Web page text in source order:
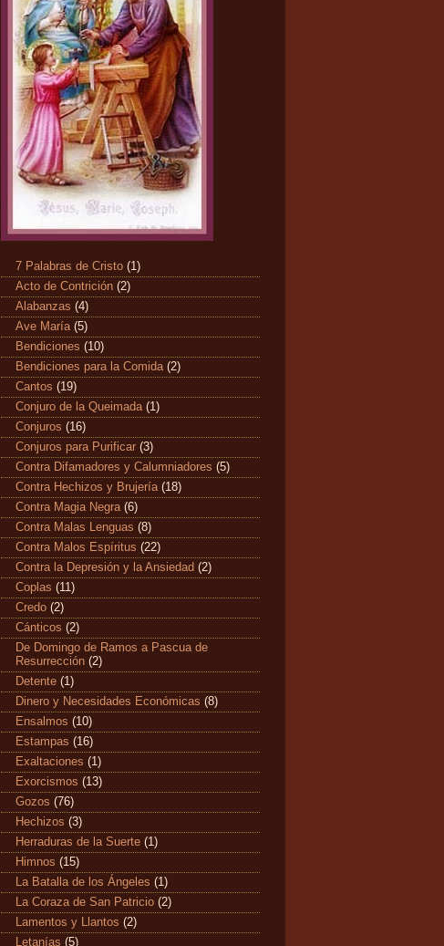
7 Palabras de Cristo (1)
Acto de Contrición (2)
Alabanzas (4)
Ave María (5)
Bendiciones (10)
Bendiciones para la Comida (2)
Cantos (19)
Conjuro de la Queimada (1)
Conjuros (16)
Conjuros para Purificar (3)
Contra Difamadores y Calumniadores (5)
Contra Hechizos y Brujería (18)
Contra Magia Negra (6)
Contra Malas Lenguas (8)
Contra Malos Espíritus (22)
Contra la Depresión y la Ansiedad (2)
Coplas (11)
Credo (2)
Cánticos (2)
De Domingo de Ramos a Pascua de
Resurrección (2)
Detente (1)
Dinero y Necesidades Económicas (8)
Ensalmos (10)
Estampas (16)
Exaltaciones (1)
Exorcismos (13)
Gozos (76)
Hechizos (3)
Herraduras de la Suerte (1)
Himnos (15)
La Batalla de los Ángeles (1)
La Coraza de San Patricio (2)
Lamentos y Llantos (2)
Letanías (5)